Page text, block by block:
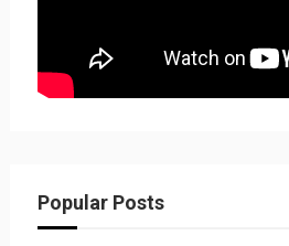
Popular Posts